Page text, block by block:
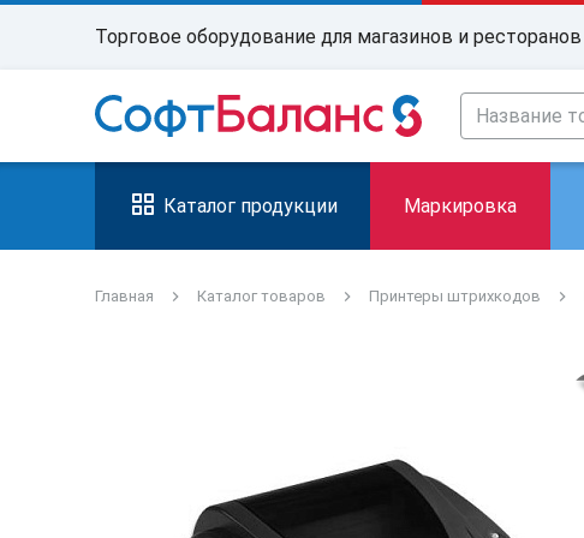
Торговое оборудование для магазинов и ресторанов
Каталог продукции Маркировка
Главная Каталог товаров Принтеры штрихкодов